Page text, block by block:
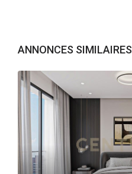
ANNONCES SIMILAIRES